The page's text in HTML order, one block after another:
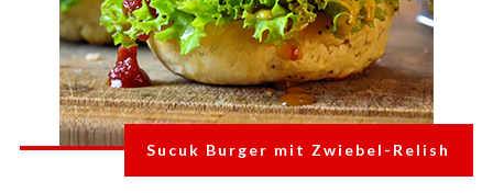
Sucuk Burger mit Zwiebel-Relish